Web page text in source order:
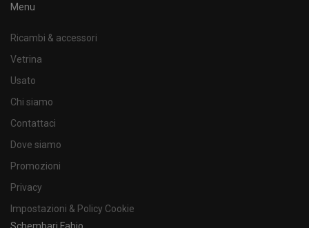
Menu
Ricambi & accessori
Vetrina
Usato
Chi siamo
Contattaci
Dove siamo
Promozioni
Privacy
Impostazioni & Policy Cookie